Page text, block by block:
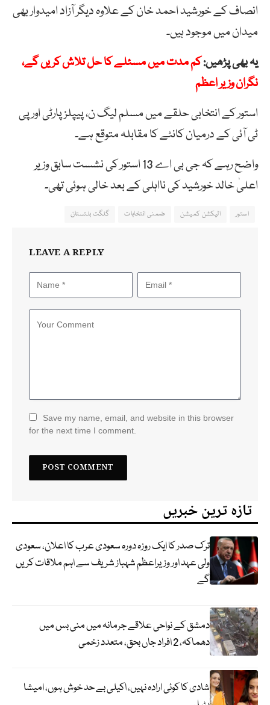
انصاف کے خورشید احمد خان کے علاوہ دیگر آزاد امیدوار بھی
میدان میں موجود ہیں۔
یہ بھی پڑھیں:کم مدت میں مسئلے کا حل تلاش کریں گے،
نگران وزیر اعظم
استور کے انتخابی حلقے میں مسلم لیگ ن، پیپلز پارٹی اور پی
ٹی آئی کے درمیان کانٹے کا مقابلہ متوقع ہے۔
واضح رہے کہ جی بی اے 13 استور کی نشست سابق وزیر
اعلیٰ خالد خورشید کی نااہلی کے بعد خالی ہوئی تھی۔
استور الیکشن کمیشن ضمنی انتخابات گلگت بلتستان
LEAVE A REPLY
Save my name, email, and website in this browser
for the next time I comment.
تازہ ترین خبریں
ترک صدر کا ایک روزہ دورہ سعودی عرب کا اعلان، سعودی
ولی عہد اور وزیراعظم شہباز شریف سے اہم ملاقات کریں
گے
دمشق کے نواحی علاقے جرمانہ میں منی بس میں
دھماکہ، 2 افراد جاں بحق، متعدد زخمی
شادی کا کوئی ارادہ نہیں، اکیلی بے حد خوش ہوں، امیشا